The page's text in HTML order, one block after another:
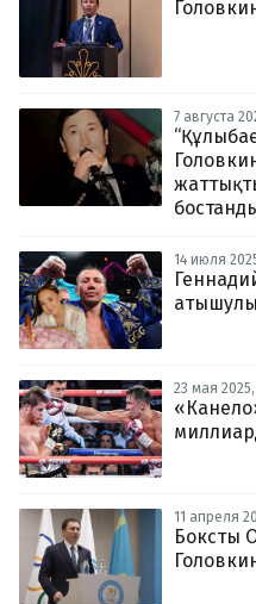
7 августа
14 июля
атышулы
23 мая 2025,
11 апреля
Боксты